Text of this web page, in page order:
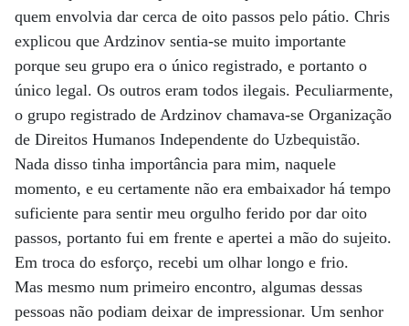
quem envolvia dar cerca de oito passos pelo pátio. Chris
explicou que Ardzinov sentia-se muito importante
porque seu grupo era o único registrado, e portanto o
único legal. Os outros eram todos ilegais. Peculiarmente,
o grupo registrado de Ardzinov chamava-se Organização
de Direitos Humanos Independente do Uzbequistão.
Nada disso tinha importância para mim, naquele
momento, e eu certamente não era embaixador há tempo
suficiente para sentir meu orgulho ferido por dar oito
passos, portanto fui em frente e apertei a mão do sujeito.
Em troca do esforço, recebi um olhar longo e frio.
Mas mesmo num primeiro encontro, algumas dessas
pessoas não podiam deixar de impressionar. Um senhor